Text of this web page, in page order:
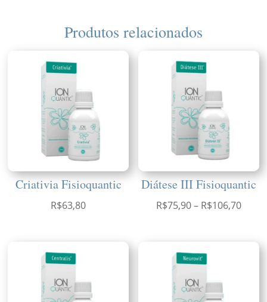
Produtos relacionados
Criativia Fisioquantic
R$63,80
Diátese III Fisioquantic
R$75,90– R$106,70Faixa